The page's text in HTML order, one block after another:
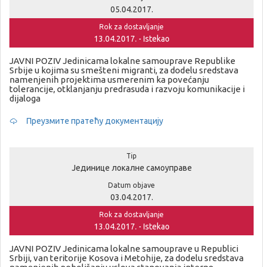
05.04.2017.
Rok za dostavljanje
13.04.2017. - Istekao
JAVNI POZIV Jedinicama lokalne samouprave Republike
Srbije u kojima su smešteni migranti, za dodelu sredstava
namenjenih projektima usmerenim ka povećanju
tolerancije, otklanjanju predrasuda i razvoju komunikacije i
dijaloga
Преузмите пратећу документацију
Tip
Јединице локалне самоуправе
Datum objave
03.04.2017.
Rok za dostavljanje
13.04.2017. - Istekao
JAVNI POZIV Jedinicama lokalne samouprave u Republici
Srbiji, van teritorije Kosova i Metohije, za dodelu sredstava